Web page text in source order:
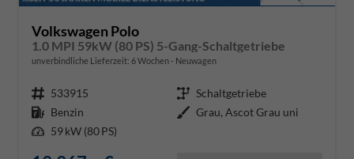
Volkswagen Polo
1.0 MPI 59kW (80 PS) 5-Gang-Schaltgetriebe
unverbindliche Lieferzeit: 6 Wochen Neuwagen
Fahrzeugnr. 533915 Getriebe Schaltgetriebe
Kraftstoff Benzin Außenfarbe Grau, Ascot Grau uni
Leistung 59 kW (80 PS)